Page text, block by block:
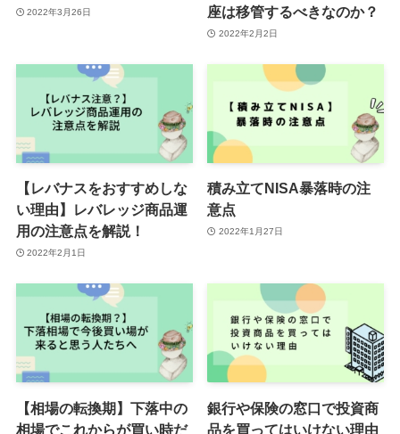
2022年3月26日
座は移管するべきなのか？
2022年2月2日
【レバナスをおすすめしな
い理由】レバレッジ商品運
用の注意点を解説！
2022年2月1日
積み立てNISA暴落時の注
意点
2022年1月27日
【相場の転換期】下落中の
相場でこれからが買い時だ
銀行や保険の窓口で投資商
品を買ってはいけない理由